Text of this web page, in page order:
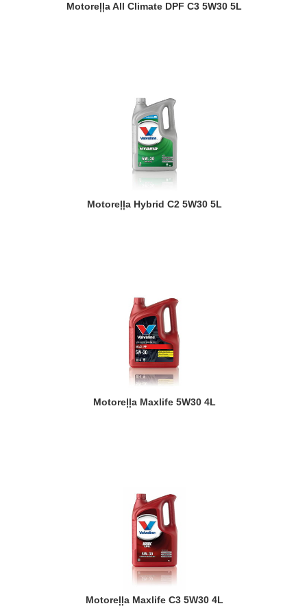
Motoreļļa All Climate DPF C3 5W30 5L
Motoreļļa Hybrid C2 5W30 5L
Motoreļļa Maxlife 5W30 4L
Motoreļļa Maxlife C3 5W30 4L